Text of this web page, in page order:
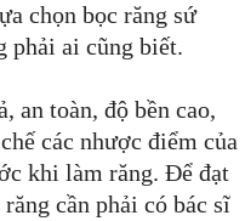
chọn bọc răng sứ
phải ai cũng biết.
an toàn, độ bền cao,
các nhược điểm của
khi làm răng. Để đạt
cần phải có bác sĩ